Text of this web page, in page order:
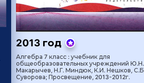
2013 год
Алгебра 7 класс : учебник для
общеобразовательных учреждений Ю.Н.
Макарычев, Н.Г. Миндюк, К.И. Нешков,
Суворова; Просвещение, 2013-2012г.